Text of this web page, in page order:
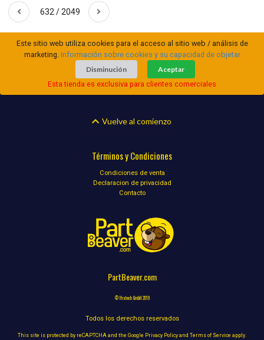
632 / 2049
Este sitio web utiliza cookies para el acceso al sitio web / análisis de
marketing. Información sobre cookies y su capacidad de objetar
Disminución
Aceptar
Esta tienda es exclusiva para clientes comerciales
Vuelve al comienzo
Términos y Condiciones
Condiciones de venta
Declaracion de privacidad
Contacto
PartBeaver.com
© Ifratech GmbH 2019
Todos los derechos reservados
This site is protected by reCAPTCHA and the Google Privacy Policy and Terms of Service apply.